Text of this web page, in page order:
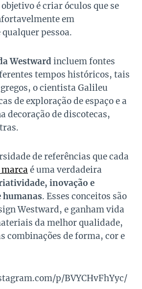
é criar óculos que se
em
pessoa.
Westwardincluem fontes
tempos históricos, tais
o cientista Galileu
de exploração de espaço e a
decoração de discotecas,
de referências que cada
é uma verdadeira
inovação e
. Esses conceitos são
Westward, e ganham vida
da melhor qualidade,
combinações de forma, cor e
p/BVYCHvFhYyc/